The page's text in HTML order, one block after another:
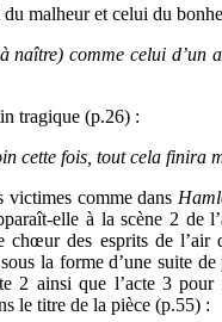
malheur et celui du
comme celui d’un
tragique (p.26) :
cette fois, tout cela finira
victimes comme dans
elle à la scène 2 de
chœur des esprits de
la forme d’une suite
2 ainsi que l’acte 3
le titre de la pièce (p.55) :